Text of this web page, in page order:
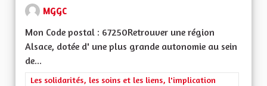
MGGC
Mon Code postal : 67250Retrouver une région
Alsace, dotée d' une plus grande autonomie au sein
de...
Filtrer les résultats de la catégorie : Les solidarités, les soins
Les solidarités, les soins et les liens, l'implication